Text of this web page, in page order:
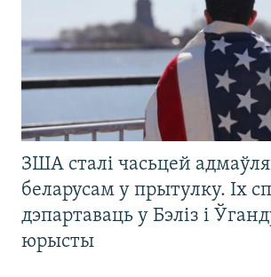
ЗША сталі часьцей
беларусам у прытулку. Іх
дэпартаваць у Бэліз і
юрысты